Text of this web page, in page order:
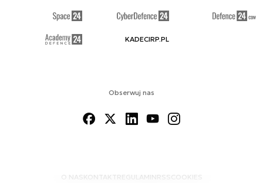
Obserwuj nas
O NAS KONTAKTREGULAMINRSS COOKIES
KADECIRP.PL